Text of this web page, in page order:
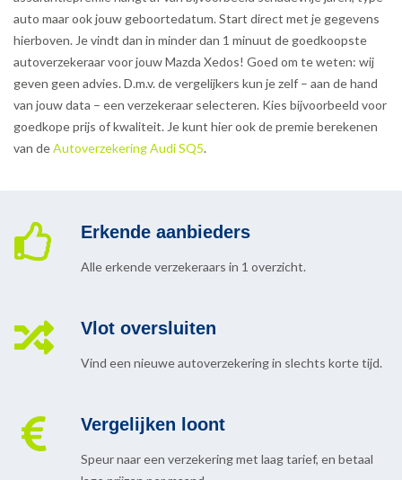
auto maar ook jouw geboortedatum. Start direct met je gegevens
hierboven. Je vindt dan in minder dan 1 minuut de goedkoopste
autoverzekeraar voor jouw Mazda Xedos! Goed om te weten: wij
geven geen advies. D.m.v. de vergelijkers kun je zelf – aan de hand
van jouw data – een verzekeraar selecteren. Kies bijvoorbeeld voor
goedkope prijs of kwaliteit. Je kunt hier ook de premie berekenen
van deAutoverzekering Audi SQ5.
Erkende aanbieders
Alle erkende verzekeraars in 1 overzicht.
Vlot oversluiten
Vind een nieuwe autoverzekering in slechts korte tijd.
Vergelijken loont
Speur naar een verzekering met laag tarief, en betaal